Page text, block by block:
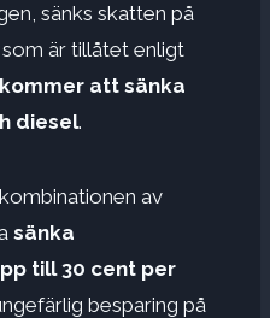
sänks skatten på
är tillåtet enligt
att sänka
diesel.
av
sänka
till 30 cent per
besparing på